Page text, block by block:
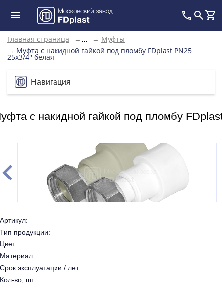
Главная страница → ... → Муфты
→ Муфта с накидной гайкой под пломбу FDplast PN25
25х3/4'' белая
Навигация
с накидной гайкой под пломбу
Артикул:
Тип продукции:
Цвет:
Материал:
Срок эксплуатации / лет:
Кол-во, шт: